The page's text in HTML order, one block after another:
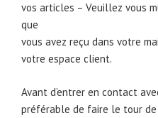
vos articles – Veuillez vous
que
vous avez reçu dans votre
votre espace client.
Avant d’entrer en contact
préférable de faire le tour